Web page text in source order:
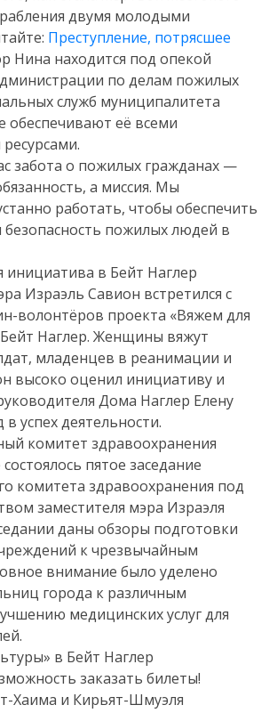
двумя молодыми
Преступление, потрясшее
Нина находится под опекой
по делам пожилых
служб муниципалитета
обеспечивают её всеми
забота о пожилых гражданах —
а миссия. Мы
работать, чтобы обеспечить
безопасность пожилых людей в
инициатива в Бейт Наглер
Израэль Савион встретился с
волонтёров проекта «Вяжем для
Наглер. Женщины вяжут
младенцев в реанимации и
высоко оценил инициативу и
Дома Наглер Елену
успех деятельности.
комитет здравоохранения
пятое заседание
комитета здравоохранения под
заместителя мэра Израэля
даны обзоры подготовки
к чрезвычайным
внимание было уделено
города к различным
медицинских услуг для
в Бейт Наглер
заказать билеты!
Хаима и Кирьят-Шмуэля